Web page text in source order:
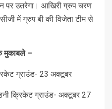
पर उतरेगा। आखिरी ग्रुप चरण
में ग्रुप बी की विजेता टीम से
मुकाबले –
ग्राउंड- 23 अक्टूबर
क्रिकेट ग्राउंड- अक्टूबर 27